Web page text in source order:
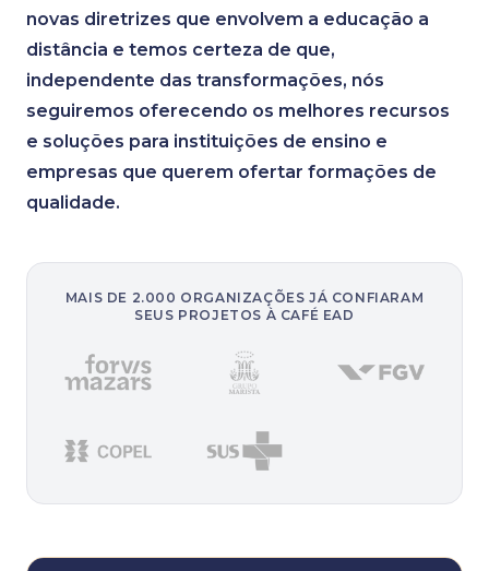
novas diretrizes que envolvem a educação a
distância e temos certeza de que,
independente das transformações, nós
seguiremos oferecendo os melhores recursos
e soluções para instituições de ensino e
empresas que querem ofertar formações de
qualidade.
MAIS DE 2.000 ORGANIZAÇÕES JÁ CONFIARAM
SEUS PROJETOS À CAFÉ EAD